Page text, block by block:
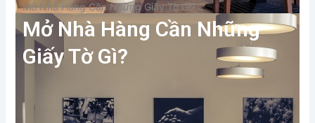
Mở Nhà Hàng Cần Những Giấy Tờ Gì?
Mở Nhà Hàng Cần Những
Giấy Tờ Gì?